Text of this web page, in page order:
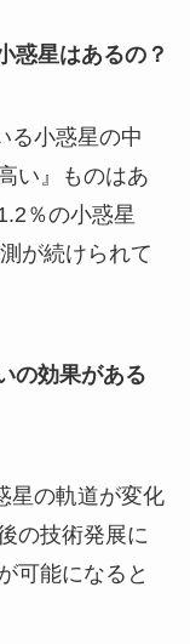
惑星はあるの？
る小惑星の中
い』ものはあ
％の小惑星
が続けられて
の効果がある
星の軌道が変化
の技術発展に
可能になると